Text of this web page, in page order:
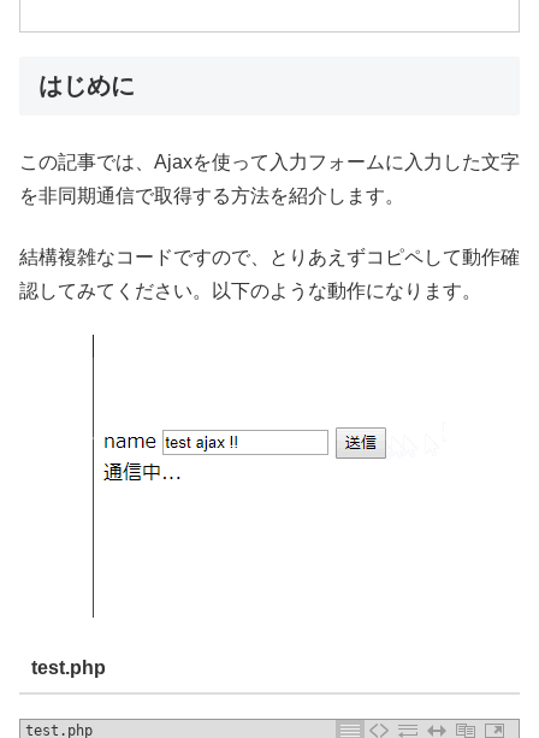
はじめに
この記事では、Ajaxを使って入力フォームに入力した文字
を非同期通信で取得する方法を紹介します。
結構複雑なコードですので、とりあえずコピペして動作確
認してみてください。以下のような動作になります。
test.php
test.php